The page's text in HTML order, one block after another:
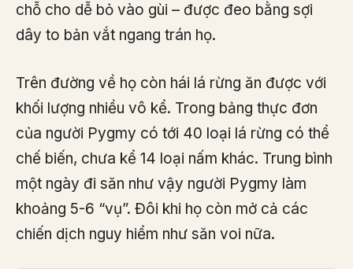
chỗ cho dễ bỏ vào gùi – được đeo bằng sợi
dây to bản vắt ngang trán họ.
Trên đường về họ còn hái lá rừng ăn được với
khối lượng nhiều vô kể. Trong bảng thực đơn
của người Pygmy có tới 40 loại lá rừng có thể
chế biến, chưa kể 14 loại nấm khác. Trung bình
một ngày đi săn như vậy người Pygmy làm
khoảng 5-6 “vụ”. Đôi khi họ còn mở cả các
chiến dịch nguy hiểm như săn voi nữa.